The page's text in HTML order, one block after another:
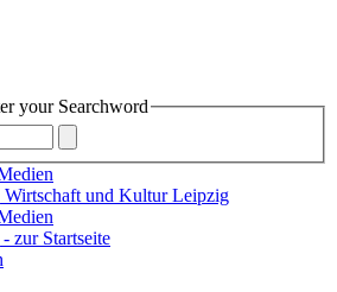
your Searchword
und Kultur Leipzig